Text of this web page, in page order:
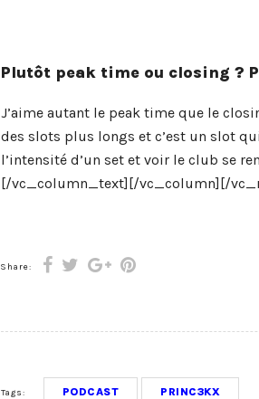
Plutôt peak time ou closing ?
J’aime autant le peak time que le
des slots plus longs et c’est un slot
l’intensité d’un set et voir le club se
[/vc_column_text][/vc_column][/
Share:
Tags: PODCAST PRINC3KX